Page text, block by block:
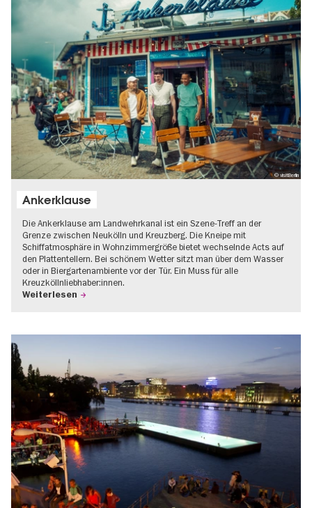
© visitBerlin
Ankerklause
Die Ankerklause am Landwehrkanal ist ein Szene-Treff an der
Grenze zwischen Neukölln und Kreuzberg. Die Kneipe mit
Schiffatmosphäre in Wohnzimmergröße bietet wechselnde Acts auf
den Plattentellern. Bei schönem Wetter sitzt man über dem Wasser
oder in Biergartenambiente vor der Tür. Ein Muss für alle
Kreuzköllnliebhaber:innen.
Weiterlesen